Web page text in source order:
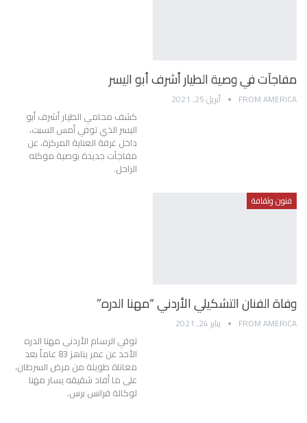
مفاجآت في وصية الطيار أشرف أبو اليسر
FROM AMERICA أبريل 25, 2021
كشف محامي الطيار أشرف أبو
اليسر الذي توفي أمس السبت،
داخل غرفة العناية المركزة، عن
مفاجآت جديدة بوصية موكله
الراحل.
فنون وثقافة
وفاة الفنان التشكيلي الأردني “مهنا الدره”
FROM AMERICA يناير 24, 2021
توفي الرسام الأردني مهنا الدره
الأحد عن عمر يناهز 83 عاماً بعد
معاناة طويلة من مرض السرطان،
على ما أفاد شقيقه يسار مهنا
لوكالة فرانس برس.